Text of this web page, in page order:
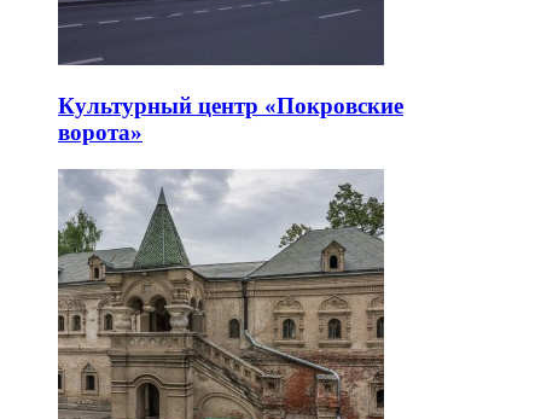
Культурный центр «Покровские
ворота»